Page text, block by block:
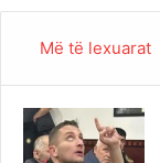
Më të lexuarat